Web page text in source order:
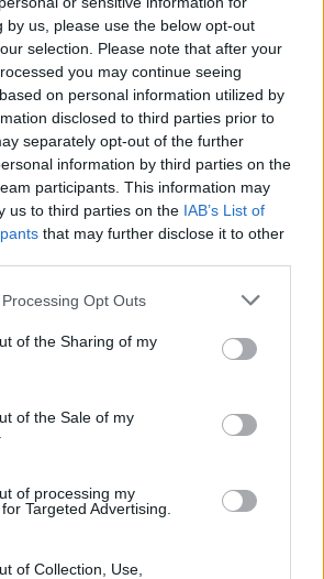
by us, please use the below opt-out
selection. Please note that after your
you may continue seeing
on personal information utilized by
disclosed to third parties prior to
separately opt-out of the further
information by third parties on the
participants. This information may
us to third parties on the IAB’s List of
that may further disclose it to other
Opt Outs
of the Sharing of my
of the Sale of my
of processing my
Targeted Advertising.
of Collection, Use,